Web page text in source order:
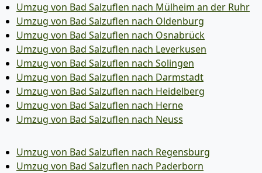
Umzug von Bad Salzuflen nach Mülheim an der Ruhr
Umzug von Bad Salzuflen nach Oldenburg
Umzug von Bad Salzuflen nach Osnabrück
Umzug von Bad Salzuflen nach Leverkusen
Umzug von Bad Salzuflen nach Solingen
Umzug von Bad Salzuflen nach Darmstadt
Umzug von Bad Salzuflen nach Heidelberg
Umzug von Bad Salzuflen nach Herne
Umzug von Bad Salzuflen nach Neuss
Umzug von Bad Salzuflen nach Regensburg
Umzug von Bad Salzuflen nach Paderborn